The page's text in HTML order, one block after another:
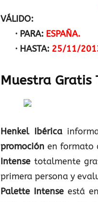
VÁLIDO:
· PARA: ESPAÑA.
· HASTA: 25/11/
Muestra Gratis
Henkel Ibérica
promoción en formato
Intense totalmente
primera persona y
Palette Intense está